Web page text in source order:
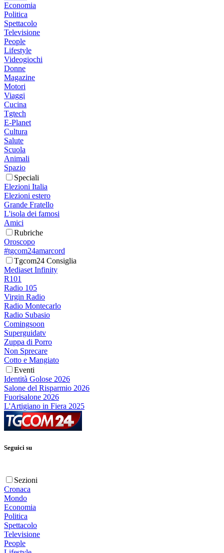
Economia
Politica
Spettacolo
Televisione
People
Lifestyle
Videogiochi
Donne
Magazine
Motori
Viaggi
Cucina
Tgtech
E-Planet
Cultura
Salute
Scuola
Animali
Spazio
Speciali
Elezioni Italia
Elezioni estero
Grande Fratello
L'isola dei famosi
Amici
Rubriche
Oroscopo
#tgcom24amarcord
Tgcom24 Consiglia
Mediaset Infinity
R101
Radio 105
Virgin Radio
Radio Montecarlo
Radio Subasio
Comingsoon
Superguidatv
Zuppa di Porro
Non Sprecare
Cotto e Mangiato
Eventi
Identità Golose 2026
Salone del Risparmio 2026
Fuorisalone 2026
L'Artigiano in Fiera 2025
Seguici su
Sezioni
Cronaca
Mondo
Economia
Politica
Spettacolo
Televisione
People